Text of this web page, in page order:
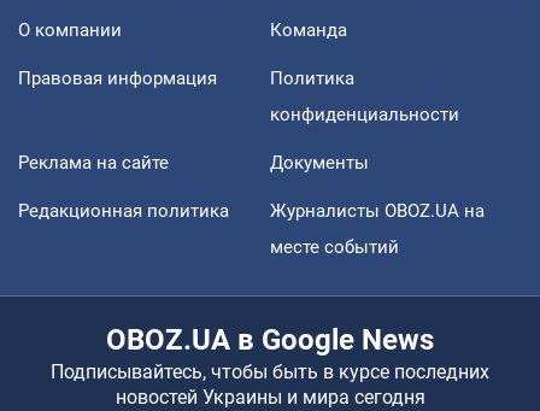
О компании Команда
Правовая информация
Политика
конфиденциальности
Реклама на сайте Документы
Редакционная политика
Журналисты OBOZ.UA на
месте событий
OBOZ.UA в Google News
Подписывайтесь, чтобы быть в курсе последних
новостей Украины и мира сегодня